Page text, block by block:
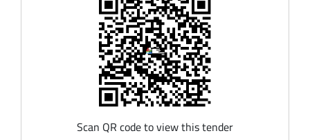
Scan QR code to view this tender